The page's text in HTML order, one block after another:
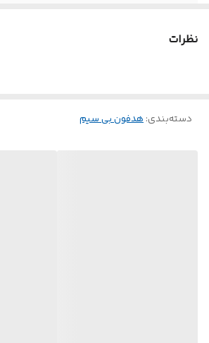
نظرات
دسته‌بندی:هدفون بی سیم